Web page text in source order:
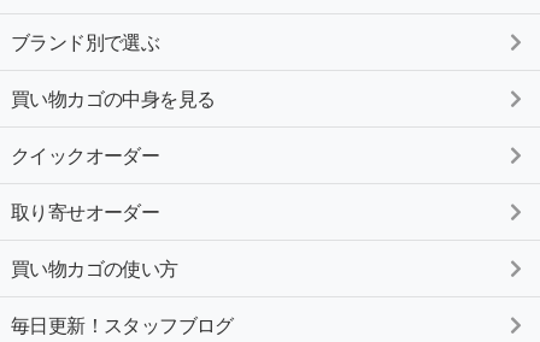
ブランド別で選ぶ
買い物カゴの中身を見る
クイックオーダー
取り寄せオーダー
買い物カゴの使い方
毎日更新！スタッフブログ